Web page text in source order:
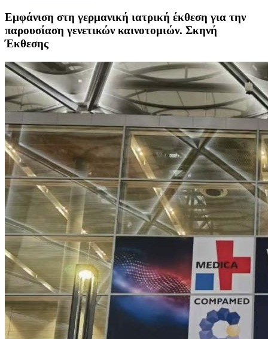
Εμφάνιση στη γερμανική ιατρική έκθεση για την
παρουσίαση γενετικών καινοτομιών. Σκηνή
Έκθεσης